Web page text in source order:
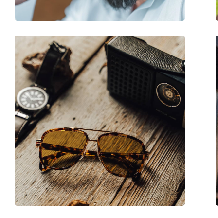
Аксессуары
Футляр:
Да
Салфетка для чистки:
Да
Другое
Пол:
Unisex
Категория:
Солнцезащитные
Бренд:
Hugo Boss
Использование:
Модные
Код:
1046/S 807/IR 56